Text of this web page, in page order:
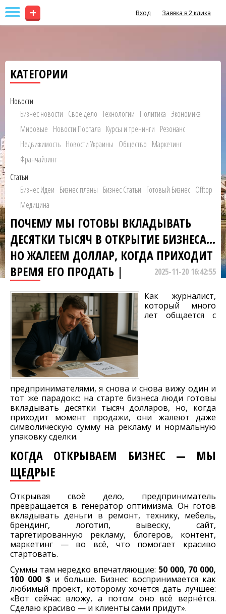
+ Вход Заявка в 2 клика
КАТЕГОРИИ
Новости
Бизнес новости Свое дело Технологии Политика Экономика
Мировые Новости Портала Курсы и тренинги Резонанс
Недвижимость Новости Украины Общество Маркетинг
Франчайзинг
Статьи
Бизнес Идеи Бизнес планы Бизнес Статьи Готовый Бизнес Offtop
Медицина
ПОЧЕМУ МЫ ГОТОВЫ ВКЛАДЫВАТЬ
ДЕСЯТКИ ТЫСЯЧ В ОТКРЫТИЕ БИЗНЕСА…
НО ЖАЛЕЕМ ДОЛЛАР, КОГДА ПРИХОДИТ
ВРЕМЯ ЕГО ПРОДАТЬ |
2025-11-20 16:42:55
Как журналист,
который много
лет общается с
предпринимателями, я снова и снова вижу один и
тот же парадокс: на старте бизнеса люди готовы
вкладывать десятки тысяч долларов, но, когда
приходит момент продажи, они жалеют даже
символическую сумму на рекламу и нормальную
упаковку сделки.
КОГДА ОТКРЫВАЕМ БИЗНЕС — МЫ
ЩЕДРЫЕ
Открывая своё дело, предприниматель
превращается в генератор оптимизма. Он готов
вкладывать деньги в ремонт, технику, мебель,
брендинг, логотип, вывеску, сайт,
таргетированную рекламу, блогеров, контент,
маркетинг — во всё, что помогает красиво
стартовать.
Суммы там нередко впечатляющие: 50 000, 70 000,
100 000 $и больше. Бизнес воспринимается как
любимый проект, которому хочется дать лучшее:
«Вот сейчас вложу, а потом оно всё вернётся.
Сделаю красиво — и клиенты сами придут».